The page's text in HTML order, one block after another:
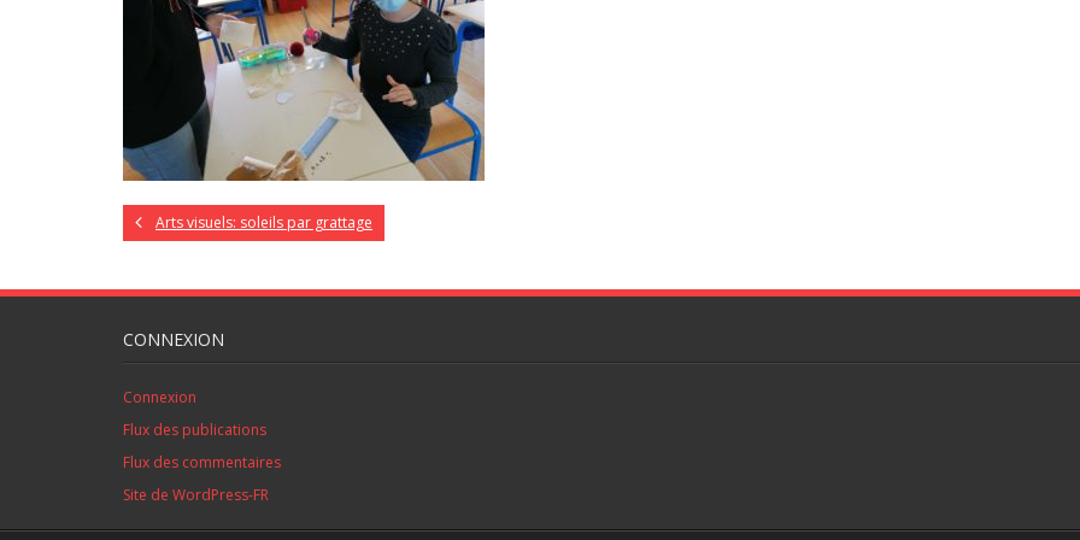
Arts visuels: soleils par grattage
CONNEXION
Connexion
Flux des publications
Flux des commentaires
Site de WordPress-FR